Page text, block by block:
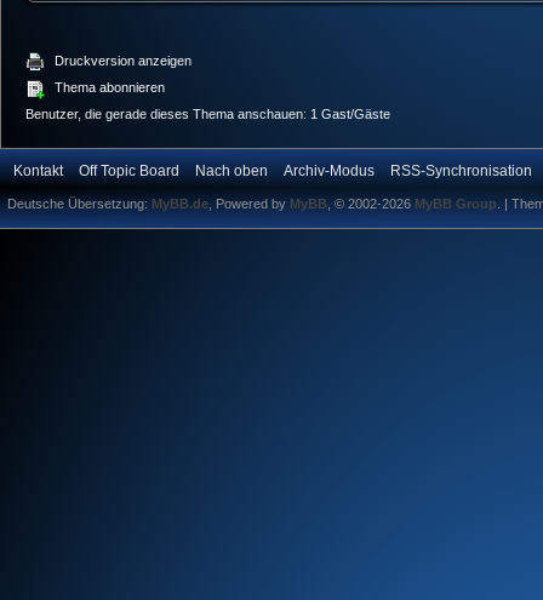
Druckversion anzeigen
Thema abonnieren
Benutzer, die gerade dieses Thema anschauen: 1 Gast/Gäste
Kontakt Off Topic Board Nach oben Archiv-Modus RSS-Synchronisation
Deutsche Übersetzung: MyBB.de , Powered by MyBB , © 2002-2026 MyBB Group |